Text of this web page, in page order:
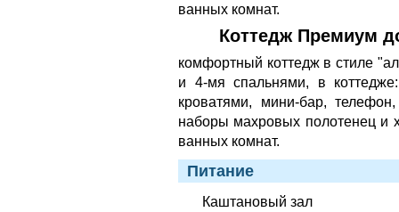
ванных комнат.
Коттедж Премиум
комфортный коттедж в стиле
и 4-мя спальнями, в
кроватями, мини-бар,
наборы махровых полотенец и
ванных комнат.
Питание
Каштановый зал